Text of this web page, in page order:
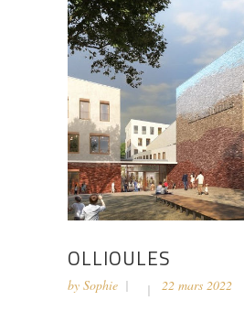
OLLIOULES
by Sophie 22 mars 2022